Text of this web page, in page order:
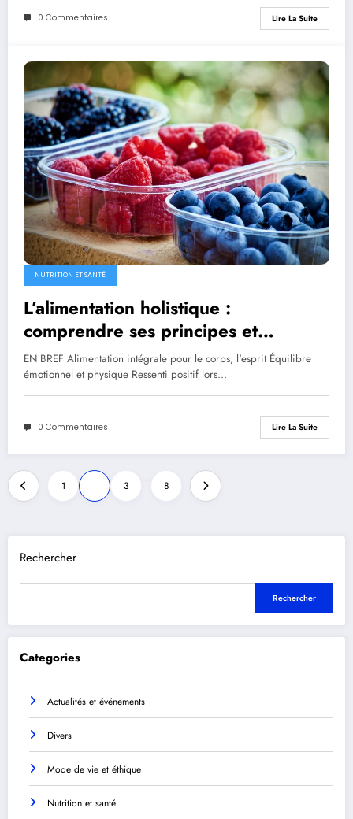
0 Commentaires Lire La Suite
NUTRITION ET SANTÉ
L’alimentation holistique :
comprendre ses principes et
bénéfices
EN BREF Alimentation intégrale pour le corps, l'esprit Équilibre
émotionnel et physique Ressenti positif lors…
0 Commentaires Lire La Suite
Pagination
des
publications
1 3
…
8
Rechercher
Rechercher
Categories
Actualités et événements
Divers
Mode de vie et éthique
Nutrition et santé